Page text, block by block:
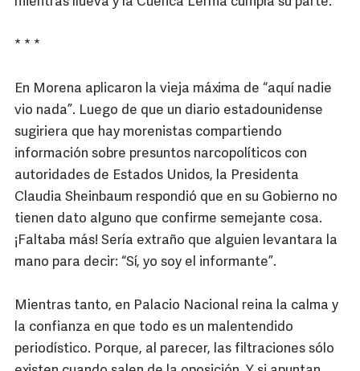
* * *
En Morena aplicaron la vieja máxima de “aquí nadie
vio nada”. Luego de que un diario estadounidense
sugiriera que hay morenistas compartiendo
información sobre presuntos narcopolíticos con
autoridades de Estados Unidos, la Presidenta
Claudia Sheinbaum respondió que en su Gobierno no
tienen dato alguno que confirme semejante cosa.
¡Faltaba más! Sería extraño que alguien levantara la
mano para decir: “Sí, yo soy el informante”.
Mientras tanto, en Palacio Nacional reina la calma y
la confianza en que todo es un malentendido
periodístico. Porque, al parecer, las filtraciones sólo